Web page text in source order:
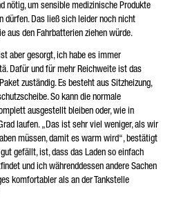
nötig, um sensible medizinische Produkte
dürfen. Das ließ sich leider noch nicht
aus den Fahrbatterien ziehen würde.
aber gesorgt, ich habe es immer
Dafür und für mehr Reichweite ist das
zuständig. Es besteht aus Sitzheizung,
So kann die normale
ausgestellt bleiben oder, wie in
laufen. „Das ist sehr viel weniger, als wir
müssen, damit es warm wird“, bestätigt
gefällt, ist, dass das Laden so einfach
und ich währenddessen andere Sachen
komfortabler als an der Tankstelle